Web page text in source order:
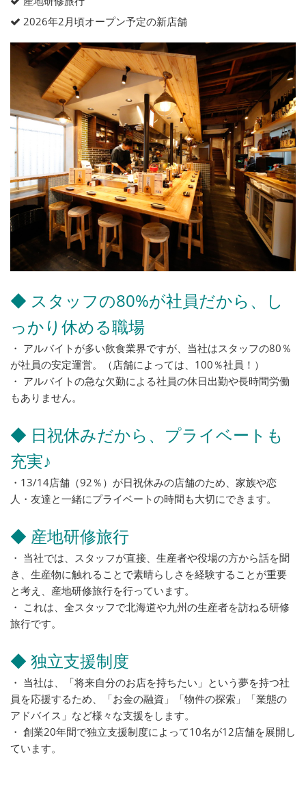
2026年2月頃オープン予定の新店舗
◆ スタッフの80%が社員だから、し
っかり休める職場
・ アルバイトが多い飲食業界ですが、当社はスタッフの80％
が社員の安定運営。（店舗によっては、100％社員！）
・ アルバイトの急な欠勤による社員の休日出勤や長時間労働
もありません。
◆ 日祝休みだから、プライベートも
充実♪
・13/14店舗（92％）が日祝休みの店舗のため、家族や恋
人・友達と一緒にプライベートの時間も大切にできます。
◆ 産地研修旅行
・ 当社では、スタッフが直接、生産者や役場の方から話を聞
き、生産物に触れることで素晴らしさを経験することが重要
と考え、産地研修旅行を行っています。
・ これは、全スタッフで北海道や九州の生産者を訪ねる研修
旅行です。
◆ 独立支援制度
・ 当社は、「将来自分のお店を持ちたい」という夢を持つ社
員を応援するため、「お金の融資」「物件の探索」「業態の
アドバイス」など様々な支援をします。
・ 創業20年間で独立支援制度によって10名が12店舗を展開し
ています。